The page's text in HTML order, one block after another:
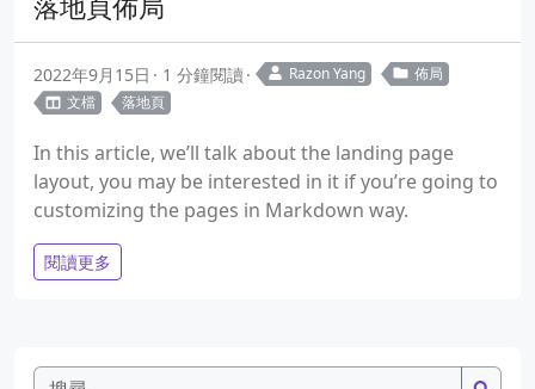
2022年9月15日 1 分鐘閱讀 Razon Yang
佈局
文檔
落地頁
In this article, we’ll talk about the landing page
layout, you may be interested in it if you’re going to
customizing the pages in Markdown way.
閱讀更多